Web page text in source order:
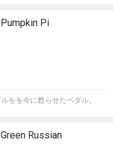
Pumpkin Pi
をを今に甦らせたペダル。
Green Russian